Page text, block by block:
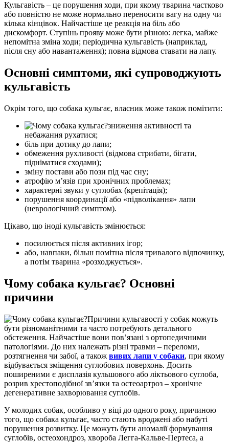
Кульгавість – це порушення ходи, при якому тварина частково
або повністю не може нормально переносити вагу на одну чи
кілька кінцівок. Найчастіше це реакція на біль або
дискомфорт. Ступінь прояву може бути різною: легка, майже
непомітна зміна ходи; періодична кульгавість (наприклад,
після сну або навантаження); повна відмова ставати на лапу.
Основні симптоми, які супроводжують
кульгавість
Окрім того, що собака кульгає, власник може також помітити:
зниження активності та
небажання рухатися;
біль при дотику до лапи;
обмеження рухливості (відмова стрибати, бігати,
підніматися сходами);
зміну постави або пози під час сну;
атрофію м’язів при хронічних проблемах;
характерні звуки у суглобах (крепітація);
порушення координації або «підволікання» лапи
(неврологічний симптом).
Цікаво, що іноді кульгавість змінюється:
посилюється після активних ігор;
або, навпаки, більш помітна після тривалого відпочинку,
а потім тварина «розходжується».
Чому собака кульгає? Основні
причини
Причини кульгавості у собак можуть
бути різноманітними та часто потребують детального
обстеження. Найчастіше вони пов’язані з ортопедичними
патологіями. До них належать різні травми – переломи,
розтягнення чи забої, а також вивих лапи у собаки, при якому
відбувається зміщення суглобових поверхонь. Досить
поширеними є дисплазія кульшового або ліктьового суглоба,
розрив хрестоподібної зв’язки та остеоартроз – хронічне
дегенеративне захворювання суглобів.
У молодих собак, особливо у віці до одного року, причиною
того, що собака кульгає, часто стають вроджені або набуті
порушення розвитку. Це можуть бути аномалії формування
суглобів, остеохондроз, хвороба Легга-Кальве-Пертеса, а